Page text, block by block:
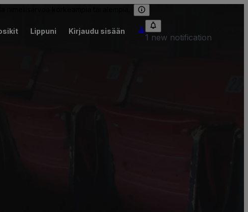
Lippuni Kirjaudu sisään
1 new notification